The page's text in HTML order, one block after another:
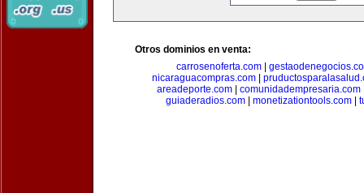
Otros dominios en venta:
carrosenoferta.com
nicaraguacompras.com
areadeporte.com| comunidadempresaria.com
guiaderadios.com| monetizationtools.com|